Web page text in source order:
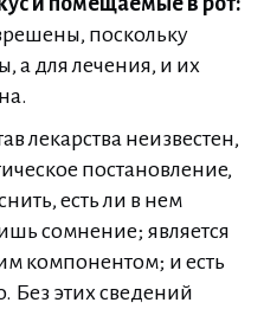
поскольку
а для лечения, и их
лекарства неизвестен,
постановление,
есть ли в нем
сомнение; является
компонентом; и есть
Без этих сведений